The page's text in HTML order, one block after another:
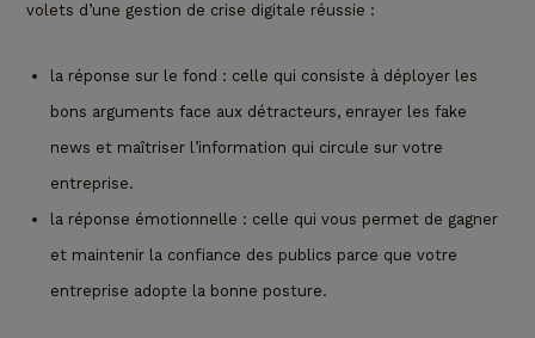
volets d’une gestion de crise digitale réussie :
la réponse sur le fond : celle qui consiste à déployer les
bons arguments face aux détracteurs, enrayer les fake
news et maîtriser l’information qui circule sur votre
entreprise.
la réponse émotionnelle : celle qui vous permet de gagner
et maintenir la confiance des publics parce que votre
entreprise adopte la bonne posture.